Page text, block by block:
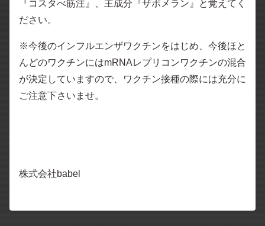
『コスタべ筋注』、主成分『ザポメラン』と覚えてく
ださい。
※今後のインフルエンザワクチンをはじめ、今後ほと
んどのワクチンにはmRNAレプリコンワクチンの混合
が決定していますので、ワクチン接種の際には充分に
ご注意下さいませ。
株式会社babel